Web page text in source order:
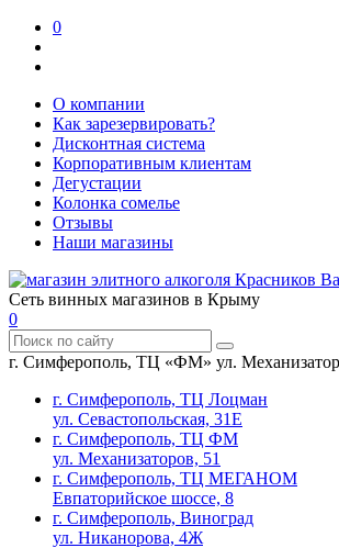
0
О компании
Как зарезервировать?
Дисконтная система
Корпоративным клиентам
Дегустации
Колонка сомелье
Отзывы
Наши магазины
Сеть винных магазинов в Крыму
0
г. Симферополь, ТЦ «ФМ» ул.
г. Симферополь, ТЦ Лоцман
ул. Севастопольская, 31Е
г. Симферополь, ТЦ ФМ
ул. Механизаторов, 51
г. Симферополь, ТЦ МЕГАНОМ
Евпаторийское шоссе, 8
г. Симферополь, Виноград
ул. Никанорова, 4Ж